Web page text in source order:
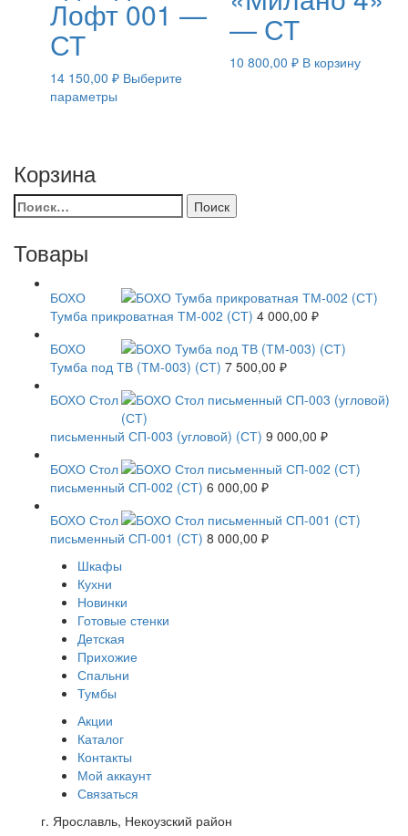
товара.
Лофт 001 —
СТ
14 150,00 ₽ Выберите
параметры
выбрать
— СТ
10 800,00 ₽ В корзину
Корзина
Найти:
Товары
БОХО
Тумба прикроватная ТМ-002 (СТ) 4 000,00 ₽
БОХО
Тумба под ТВ (ТМ-003) (СТ) 7 500,00 ₽
БОХО Стол
письменный СП-003 (угловой) (СТ) 9 000,00 ₽
БОХО Стол
письменный СП-002 (СТ) 6 000,00 ₽
БОХО Стол
письменный СП-001 (СТ) 8 000,00 ₽
Шкафы
Кухни
Новинки
Готовые стенки
Детская
Прихожие
Спальни
Тумбы
Акции
Каталог
Контакты
Мой аккаунт
Связаться
г. Ярославль, Некоузский район